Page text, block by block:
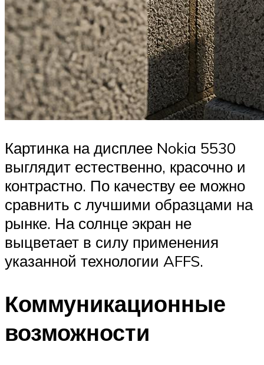
Картинка на дисплее Nokia 5530
выглядит естественно, красочно и
контрастно. По качеству ее можно
сравнить с лучшими образцами на
рынке. На солнце экран не
выцветает в силу применения
указанной технологии AFFS.
Коммуникационные
возможности